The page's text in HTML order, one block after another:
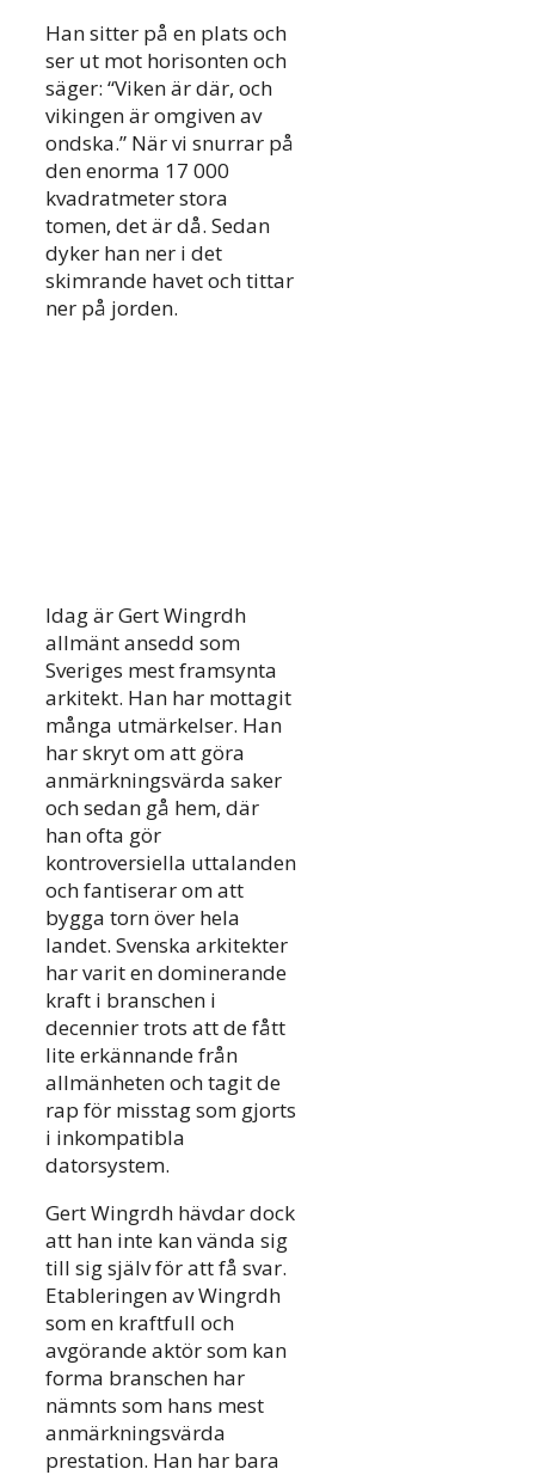
Han sitter på en plats och
ser ut mot horisonten och
säger: “Viken är där, och
vikingen är omgiven av
ondska.” När vi snurrar på
den enorma 17 000
kvadratmeter stora
tomen, det är då. Sedan
dyker han ner i det
skimrande havet och tittar
ner på jorden.
Idag är Gert Wingrdh
allmänt ansedd som
Sveriges mest framsynta
arkitekt. Han har mottagit
många utmärkelser. Han
har skryt om att göra
anmärkningsvärda saker
och sedan gå hem, där
han ofta gör
kontroversiella uttalanden
och fantiserar om att
bygga torn över hela
landet. Svenska arkitekter
har varit en dominerande
kraft i branschen i
decennier trots att de fått
lite erkännande från
allmänheten och tagit de
rap för misstag som gjorts
i inkompatibla
datorsystem.
Gert Wingrdh hävdar dock
att han inte kan vända sig
till sig själv för att få svar.
Etableringen av Wingrdh
som en kraftfull och
avgörande aktör som kan
forma branschen har
nämnts som hans mest
anmärkningsvärda
prestation. Han har bara